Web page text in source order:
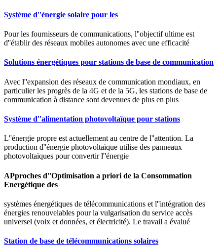
Système d''énergie solaire pour les
Pour les fournisseurs de communications, l''objectif ultime est
d''établir des réseaux mobiles autonomes avec une efficacité
Solutions énergétiques pour stations de base de communication
Avec l''expansion des réseaux de communication mondiaux, en
particulier les progrès de la 4G et de la 5G, les stations de base de
communication à distance sont devenues de plus en plus
Système d''alimentation photovoltaïque pour stations
L''énergie propre est actuellement au centre de l''attention. La
production d''énergie photovoltaïque utilise des panneaux
photovoltaïques pour convertir l''énergie
APproches d''Optimisation a priori de la Consommation
Energétique des
systèmes énergétiques de télécommunications et l''intégration des
énergies renouvelables pour la vulgarisation du service accès
universel (voix et données, et électricité). Le travail a évalué
Station de base de télécommunications solaires